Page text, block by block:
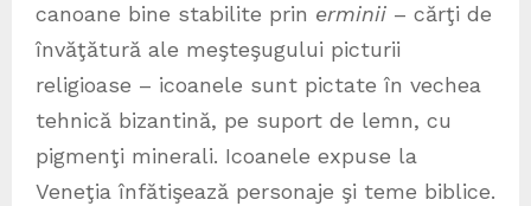
canoane bine stabilite prin erminii – cărţi de
învăţătură ale meşteşugului picturii
religioase – icoanele sunt pictate în vechea
tehnică bizantină, pe suport de lemn, cu
pigmenţi minerali. Icoanele expuse la
Veneţia înfătişează personaje şi teme biblice.